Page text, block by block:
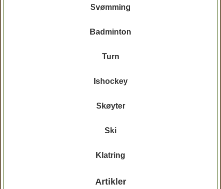
Svømming
Badminton
Turn
Ishockey
Skøyter
Ski
Klatring
Artikler